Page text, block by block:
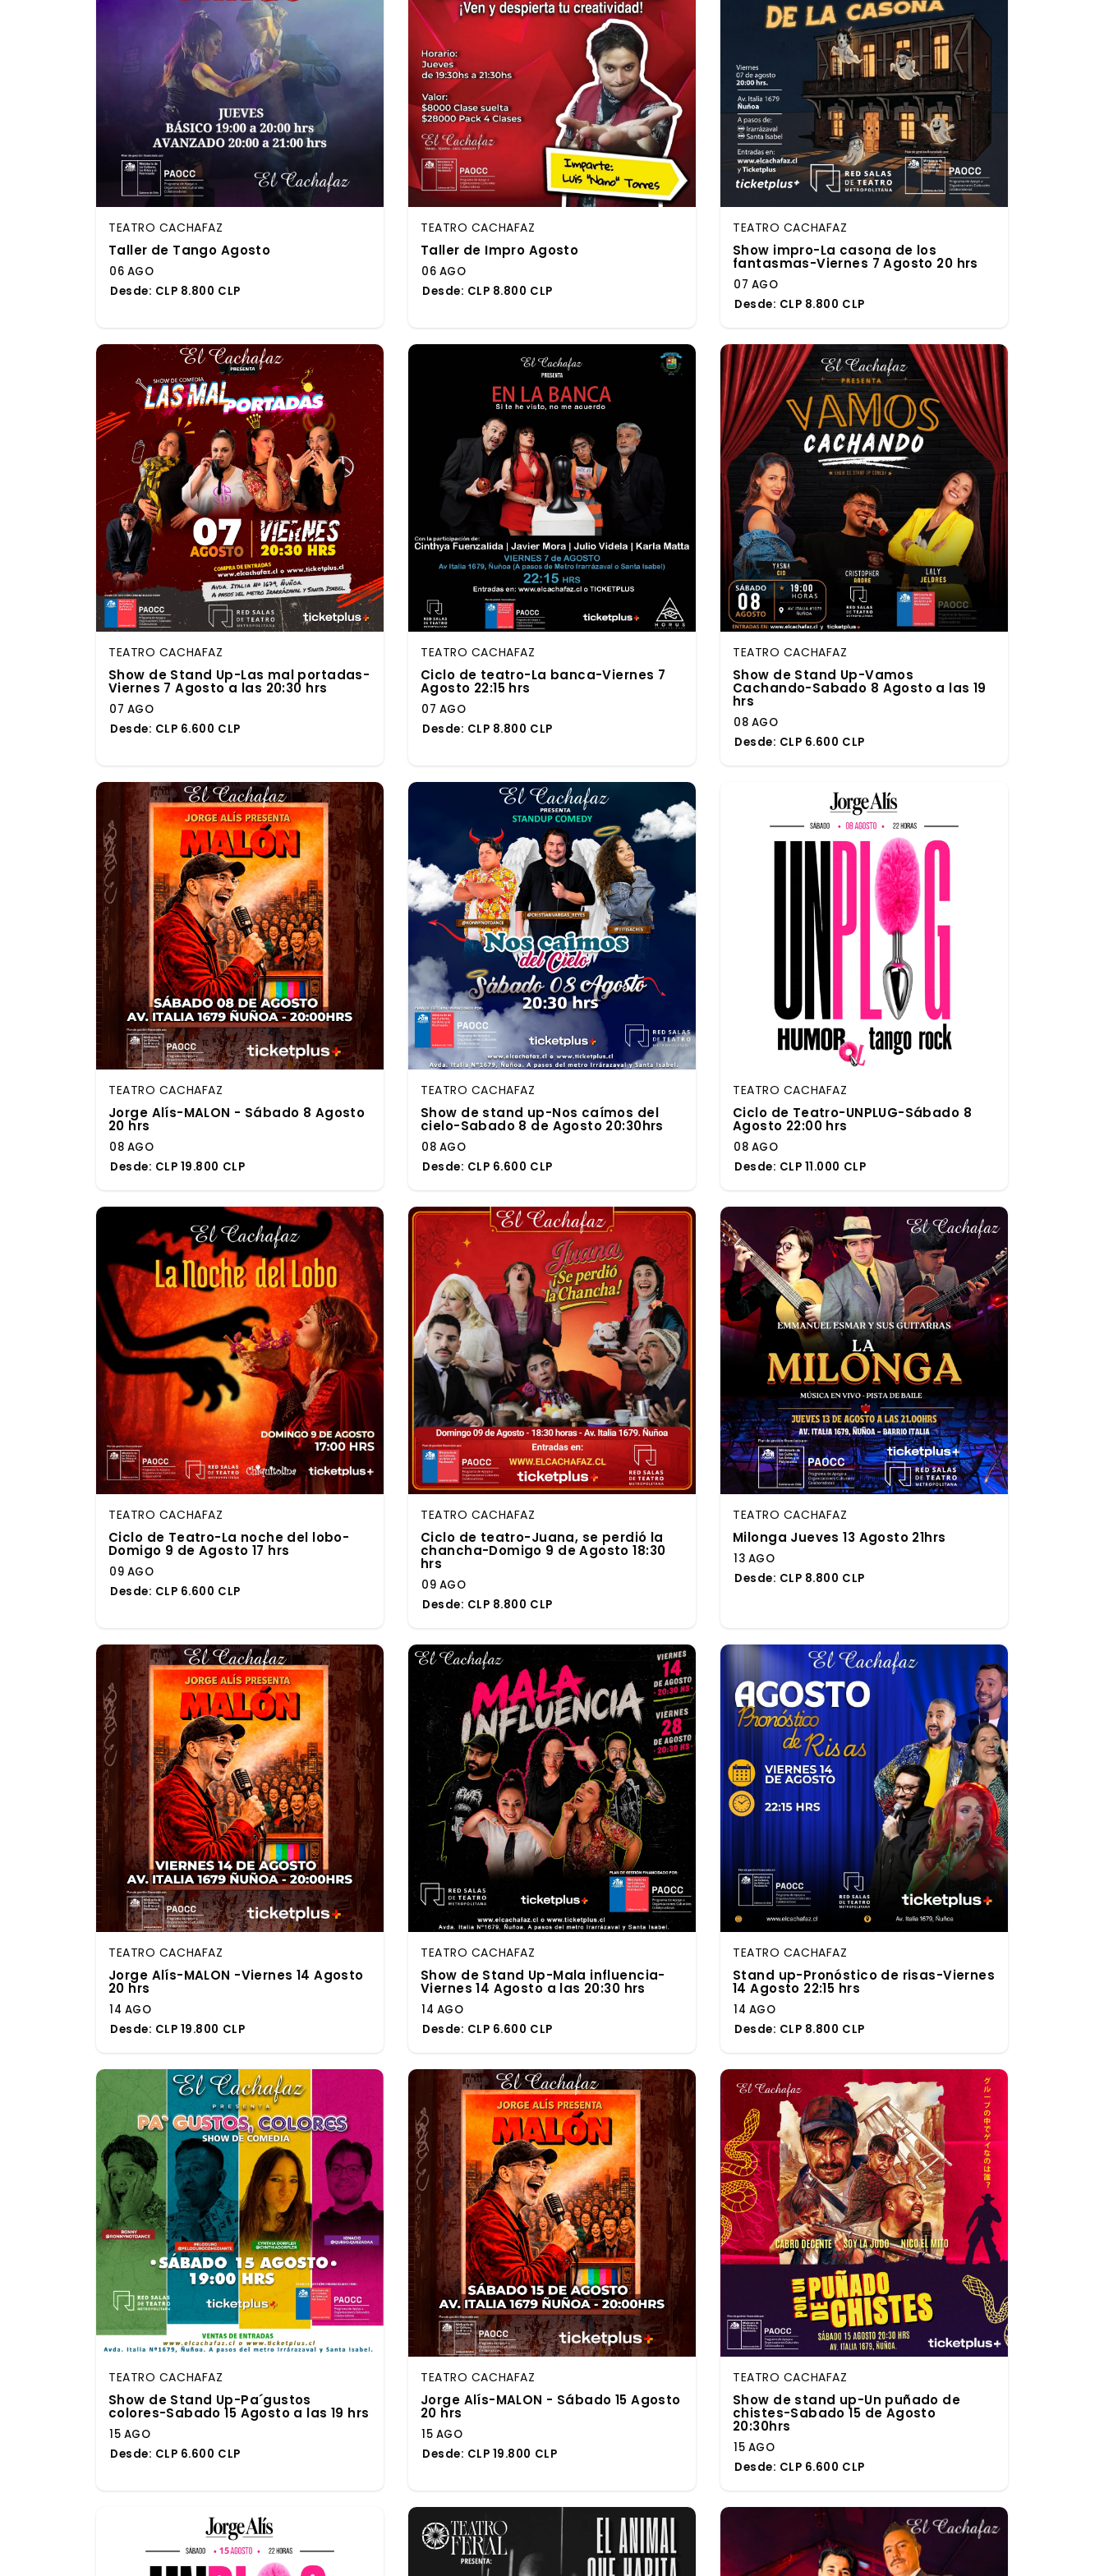
TEATRO CACHAFAZ
Taller de Tango Agosto
06 AGO
Desde: CLP 8.800 CLP
TEATRO CACHAFAZ
Taller de Impro Agosto
06 AGO
Desde: CLP 8.800 CLP
TEATRO CACHAFAZ
Show impro-La casona de los
fantasmas-Viernes 7 Agosto 20 hrs
07 AGO
Desde: CLP 8.800 CLP
TEATRO CACHAFAZ
Show de Stand Up-Las mal portadas-
Viernes 7 Agosto a las 20:30 hrs
07 AGO
Desde: CLP 6.600 CLP
TEATRO CACHAFAZ
Ciclo de teatro-La banca-Viernes 7
Agosto 22:15 hrs
07 AGO
Desde: CLP 8.800 CLP
TEATRO CACHAFAZ
Show de Stand Up-Vamos
Cachando-Sabado 8 Agosto a las 19
hrs
08 AGO
Desde: CLP 6.600 CLP
TEATRO CACHAFAZ
Jorge Alís-MALON - Sábado 8 Agosto
20 hrs
08 AGO
Desde: CLP 19.800 CLP
TEATRO CACHAFAZ
Show de stand up-Nos caímos del
cielo-Sabado 8 de Agosto 20:30hrs
08 AGO
Desde: CLP 6.600 CLP
TEATRO CACHAFAZ
Ciclo de Teatro-UNPLUG-Sábado 8
Agosto 22:00 hrs
08 AGO
Desde: CLP 11.000 CLP
TEATRO CACHAFAZ
Ciclo de Teatro-La noche del lobo-
Domigo 9 de Agosto 17 hrs
09 AGO
Desde: CLP 6.600 CLP
TEATRO CACHAFAZ
Ciclo de teatro-Juana, se perdió la
chancha-Domigo 9 de Agosto 18:30
hrs
09 AGO
Desde: CLP 8.800 CLP
TEATRO CACHAFAZ
Milonga Jueves 13 Agosto 21hrs
13 AGO
Desde: CLP 8.800 CLP
TEATRO CACHAFAZ
Jorge Alís-MALON -Viernes 14 Agosto
20 hrs
14 AGO
Desde: CLP 19.800 CLP
TEATRO CACHAFAZ
Show de Stand Up-Mala influencia-
Viernes 14 Agosto a las 20:30 hrs
14 AGO
Desde: CLP 6.600 CLP
TEATRO CACHAFAZ
Stand up-Pronóstico de risas-Viernes
14 Agosto 22:15 hrs
14 AGO
Desde: CLP 8.800 CLP
TEATRO CACHAFAZ
Show de Stand Up-Pa´gustos
colores-Sabado 15 Agosto a las 19 hrs
15 AGO
Desde: CLP 6.600 CLP
TEATRO CACHAFAZ
Jorge Alís-MALON - Sábado 15 Agosto
20 hrs
15 AGO
Desde: CLP 19.800 CLP
TEATRO CACHAFAZ
Show de stand up-Un puñado de
chistes-Sabado 15 de Agosto
20:30hrs
15 AGO
Desde: CLP 6.600 CLP